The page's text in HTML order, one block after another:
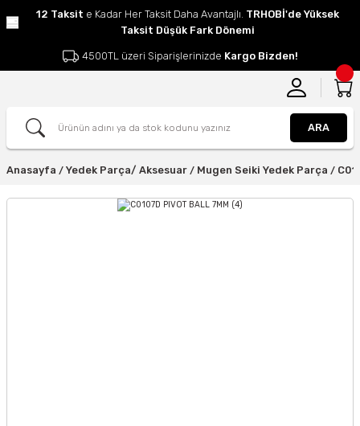
12 Taksit e Kadar Her Taksit Daha Avantajlı. TRHOBİ'de Yüksek
Taksit Düşük Fark Dönemi
4500TL üzeri Siparişlerinizde Kargo Bizden!
ARA
Anasayfa Yedek Parça/ Aksesuar Mugen Seiki Yedek Parça